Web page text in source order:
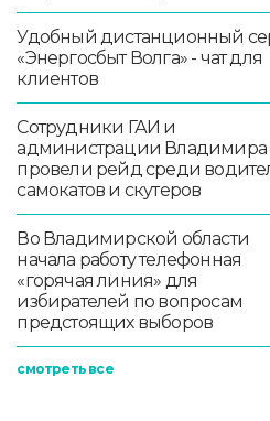
Удобный дистанционный
«Энергосбыт Волга» - чат для
клиентов
Сотрудники ГАИ и
администрации Владимира
провели рейд среди
самокатов и скутеров
Во Владимирской области
начала работу телефонная
«горячая линия» для
избирателей по вопросам
предстоящих выборов
смотреть все